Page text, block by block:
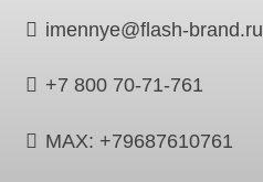
imennye@flash-brand.ru
+7 800 70-71-761
MAX: +79687610761